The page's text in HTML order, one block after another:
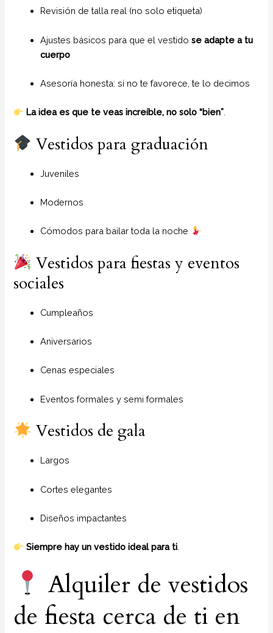
Revisión de talla real (no solo etiqueta)
Ajustes básicos para que el vestidose adapte a tu
cuerpo
Asesoría honesta: si no te favorece, te lo decimos
La idea es que te veas increíble, no solo “bien”.
Vestidos para graduación
Juveniles
Modernos
Cómodos para bailar toda la noche
Vestidos para fiestas y eventos
sociales
Cumpleaños
Aniversarios
Cenas especiales
Eventos formales y semi formales
Vestidos de gala
Largos
Cortes elegantes
Diseños impactantes
Siempre hay un vestido ideal para ti
Alquiler de vestidos
de fiesta cerca de ti en